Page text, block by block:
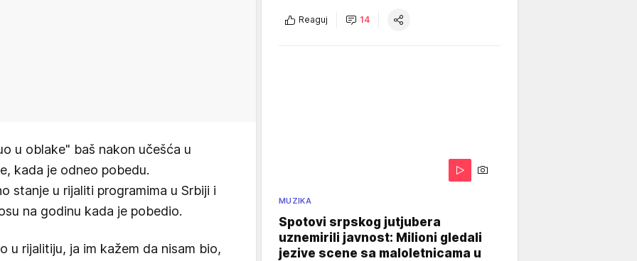
u oblake" baš nakon učešća u
kada je odneo pobedu.
stanje u rijaliti programima u Srbiji i
na godinu kada je pobedio.
u rijalitiju, ja im kažem da nisam bio,
Reaguj 14
MUZIKA
Spotovi srpskog jutjubera
uznemirili javnost: Milioni gledali
jezive scene sa maloletnicama u